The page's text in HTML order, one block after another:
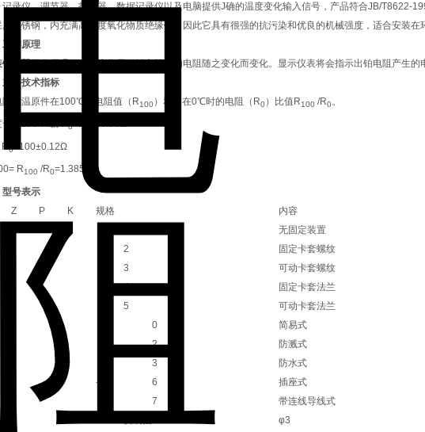
记录仪、调节器，扫描器、数据记录仪以及电脑提供J确的温度变化输入信号，产品符合JB/T8622-
用不锈钢，内充满高密度氧化物质绝缘体，因此它具有很强的抗污染和优良的机械强度，适合安装在
工作原理
电阻
工作原理，在温度作用下铂电阻丝的电阻随之变化而变化。显示仪表将会指示出铂电阻产生的
主要技术指标
阻感温原件在100℃时电阻值（R100）和它在0℃时的电阻（R0）比值R100 /R0。
号Pt100: A 级 R0=100±0.06Ω
0 =100±0.12Ω
R100 /R0=1.3851
型号表示
Z
P K 规格 内容
-
无固定装置
2
固定卡套螺纹
3
可动卡套螺纹
4
固定卡套法兰
5
可动卡套法兰
0
简易式
2
防溅式
3
防水式
6
插座式
7
带连线导线式
φ3